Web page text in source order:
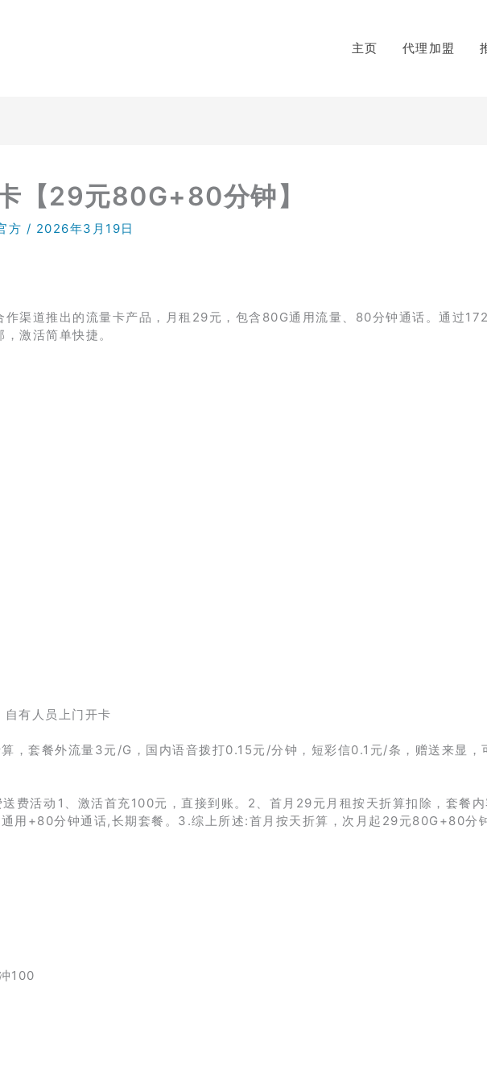
主页 代理加盟
【29元80G+80分钟】
方 / 2026年3月19日
作渠道推出的流量卡产品，月租29元，包含80G通用流量、80分钟通话。通过
激活简单快捷。
有人员上门开卡
，套餐外流量3元/G，国内语音拨打0.15元/分钟，短彩信0.1元/条，赠送来显，
费活动1、激活首充100元，直接到账。2、首月29元月租按天折算扣除，套餐
用+80分钟通话,长期套餐。3.综上所述:首月按天折算，次月起29元80G+80分钟
100